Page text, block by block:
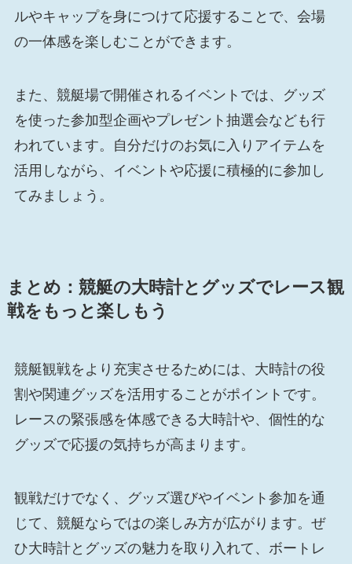
ルやキャップを身につけて応援することで、会場
の一体感を楽しむことができます。
また、競艇場で開催されるイベントでは、グッズ
を使った参加型企画やプレゼント抽選会なども行
われています。自分だけのお気に入りアイテムを
活用しながら、イベントや応援に積極的に参加し
てみましょう。
まとめ：競艇の大時計とグッズでレース観
戦をもっと楽しもう
競艇観戦をより充実させるためには、大時計の役
割や関連グッズを活用することがポイントです。
レースの緊張感を体感できる大時計や、個性的な
グッズで応援の気持ちが高まります。
観戦だけでなく、グッズ選びやイベント参加を通
じて、競艇ならではの楽しみ方が広がります。ぜ
ひ大時計とグッズの魅力を取り入れて、ボートレ